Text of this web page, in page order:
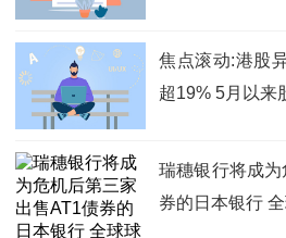
焦点滚动:港股
超19% 5月以来
瑞穗银行将成
券的日本银行